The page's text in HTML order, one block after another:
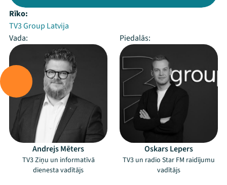
Rīko:
TV3 Group Latvija
Vada:
Piedalās:
Andrejs Mēters
TV3 Ziņu un informatīvā
dienesta vadītājs
Oskars Lepers
TV3 un radio Star FM raidījumu
vadītājs